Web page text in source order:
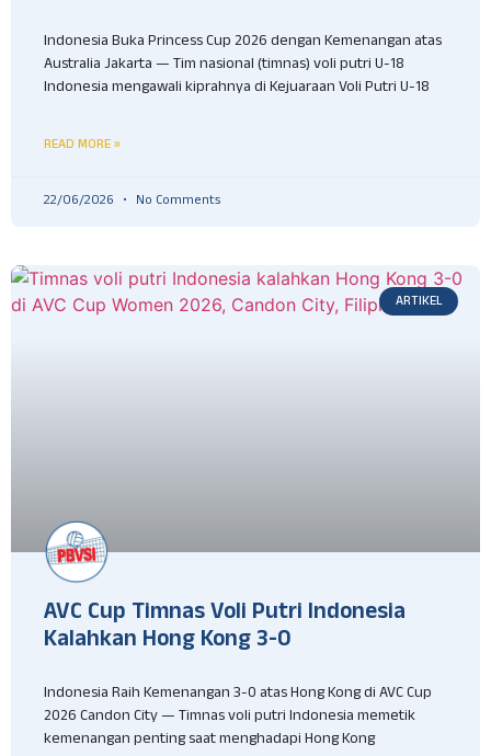
Indonesia Buka Princess Cup 2026 dengan Kemenangan atas
Australia Jakarta — Tim nasional (timnas) voli putri U-18
Indonesia mengawali kiprahnya di Kejuaraan Voli Putri U-18
READ MORE »
22/06/2026 No Comments
ARTIKEL
AVC Cup Timnas Voli Putri Indonesia
Kalahkan Hong Kong 3-0
Indonesia Raih Kemenangan 3-0 atas Hong Kong di AVC Cup
2026 Candon City — Timnas voli putri Indonesia memetik
kemenangan penting saat menghadapi Hong Kong